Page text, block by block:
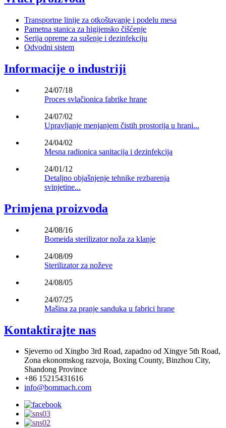
Transportne linije za otkoštavanje i podelu mesa
Pametna stanica za higijensko čišćenje
Serija opreme za sušenje i dezinfekciju
Odvodni sistem
Informacije o industriji
24/07/18
Proces svlačionica fabrike hrane
24/07/02
Upravljanje menjanjem čistih prostorija u hrani...
24/04/02
Mesna radionica sanitacija i dezinfekcija
24/01/12
Detaljno objašnjenje tehnike rezbarenja
svinjetine...
Primjena proizvoda
24/08/16
Bomeida sterilizator noža za klanje
24/08/09
Sterilizator za noževe
24/08/05
24/07/25
Mašina za pranje sanduka u fabrici hrane
Kontaktirajte nas
Sjeverno od Xingbo 3rd Road, zapadno od Xingye 5th Road,
Zona ekonomskog razvoja, Boxing County, Binzhou City,
Shandong Province
+86 15215431616
info@bommach.com